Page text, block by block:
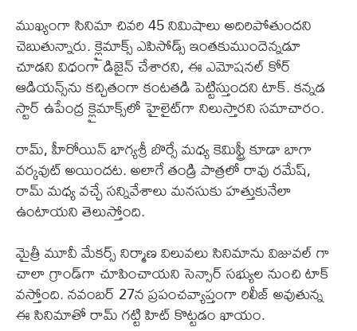
ముఖ్యంగా సినిమా చివరి 45 నిమిషాలు అదిరిపోతుందని
చెబుతున్నారు. క్లైమాక్స్ ఎపిసోడ్స్ ఇంతకుముందెన్నడూ
చూడని విధంగా డిజైన్ చేశారని, ఈ ఎమోషనల్ కోర్
ఆడియన్స్‌ను కచ్చితంగా కంటతడి పెట్టిస్తుందని టాక్. కన్నడ
స్టార్ ఉపేంద్ర క్లైమాక్స్‌లో హైలైట్‌గా నిలుస్తారని సమాచారం.
రామ్, హీరోయిన్ భాగ్యశ్రీ బొర్సే మధ్య కెమిస్ట్రీ కూడా బాగా
వర్కవుట్ అయిందట. అలాగే తండ్రి పాత్రలో రావు రమేష్,
రామ్ మధ్య వచ్చే సన్నివేశాలు మనసుకు హత్తుకునేలా
ఉంటాయని తెలుస్తోంది.
మైత్రీ మూవీ మేకర్స్ నిర్మాణ విలువలు సినిమాను విజువల్ గా
చాలా గ్రాండ్‌గా చూపించాయని సెన్సార్ సభ్యుల నుంచి టాక్
వస్తోంది. నవంబర్ 27న ప్రపంచవ్యాప్తంగా రిలీజ్ అవుతున్న
ఈ సినిమాతో రామ్ గట్టి హిట్ కొట్టడం ఖాయం.